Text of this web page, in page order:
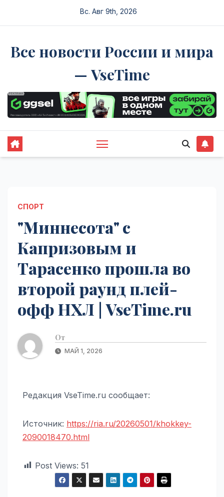
Вс. Авг 9th, 2026
Все новости России и мира
— VseTime
СПОРТ
"Миннесота" с
Капризовым и
Тарасенко прошла во
второй раунд плей-
офф НХЛ | VseTime.ru
От
МАЙ 1, 2026
Редакция VseTime.ru сообщает:
Источник: https://ria.ru/20260501/khokkey-
2090018470.html
Post Views: 51